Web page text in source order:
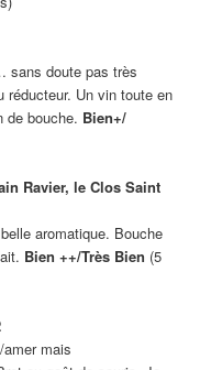
sans doute pas très
Un vin toute en
de bouche. Bien+/
Ravier, le Clos Saint
aromatique. Bouche
Bien ++/Très Bien (5
mais